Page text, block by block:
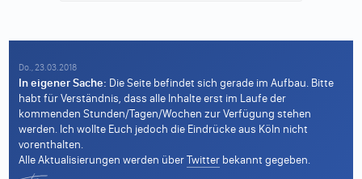
Do., 23.03.2018
In eigener Sache: Die Seite befindet sich gerade im Aufbau. Bitte
habt für Verständnis, dass alle Inhalte erst im Laufe der
kommenden Stunden/Tagen/Wochen zur Verfügung stehen
werden. Ich wollte Euch jedoch die Eindrücke aus Köln nicht
vorenthalten.
Alle Aktualisierungen werden überTwitter bekannt gegeben.